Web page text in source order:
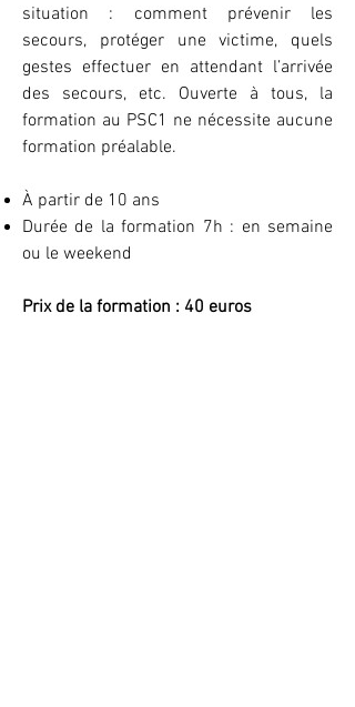
situation : comment prévenir les
secours, protéger une victime, quels
gestes effectuer en attendant l’arrivée
des secours, etc. Ouverte à tous, la
formation au PSC1 ne nécessite aucune
formation préalable.
À partir de 10 ans
Durée de la formation 7h : en semaine
ou le weekend
Prix de la formation : 40 euros